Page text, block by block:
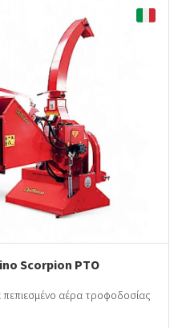
Scorpion PTO
αέρα τροφοδοσίας